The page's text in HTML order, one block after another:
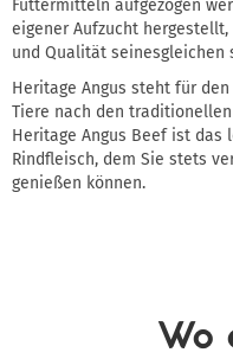
Futtermitteln aufgezogen
eigener Aufzucht
und Qualität seinesgleichen
Heritage Angus steht für
Tiere nach den
Heritage Angus Beef ist das
Rindfleisch, dem Sie stets
genießen können.
Wo